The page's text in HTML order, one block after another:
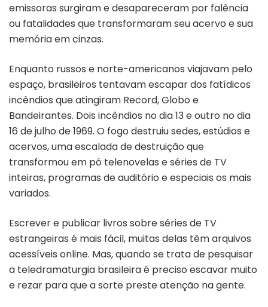
emissoras surgiram e desapareceram por falência
ou fatalidades que transformaram seu acervo e sua
memória em cinzas.
Enquanto russos e norte-americanos viajavam pelo
espaço, brasileiros tentavam escapar dos fatídicos
incêndios que atingiram Record, Globo e
Bandeirantes. Dois incêndios no dia 13 e outro no dia
16 de julho de 1969. O fogo destruiu sedes, estúdios e
acervos, uma escalada de destruição que
transformou em pó telenovelas e séries de TV
inteiras, programas de auditório e especiais os mais
variados.
Escrever e publicar livros sobre séries de TV
estrangeiras é mais fácil, muitas delas têm arquivos
acessíveis online. Mas, quando se trata de pesquisar
a teledramaturgia brasileira é preciso escavar muito
e rezar para que a sorte preste atenção na gente.